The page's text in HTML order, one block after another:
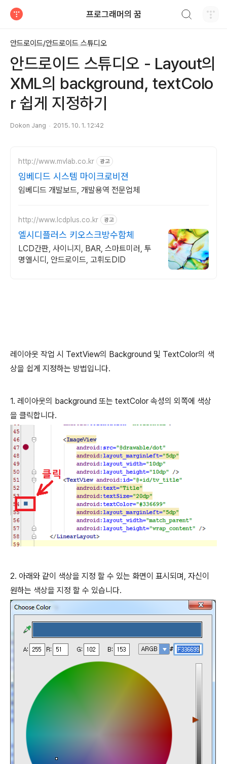
프로그래머의 꿈
안드로이드/안드로이드 스튜디오
안드로이드 스튜디오 - Layout의
XML의 background, textColo
r 쉽게 지정하기
Dokon Jang 2015. 10. 1. 12:42
http://www.mvlab.co.kr 광고
임베디드 시스템 마이크로비젼
임베디드 개발보드, 개발용역 전문업체
http://www.lcdplus.co.kr 광고
엘시디플러스 키오스크방수함체
LCD간판, 사이니지, BAR, 스마트미러, 투
명엘시디, 안드로이드, 고휘도DID
레이아웃 작업 시 TextView의 Background 및 TextColor의 색
상을 쉽게 지정하는 방법입니다.
1. 레이아웃의 background 또는 textColor 속성의 외쪽에 색상
을 클릭합니다.
2. 아래와 같이 색상을 지정 할 수 있는 화면이 표시되며, 자신이
원하는 색상을 지정 할 수 있습니다.